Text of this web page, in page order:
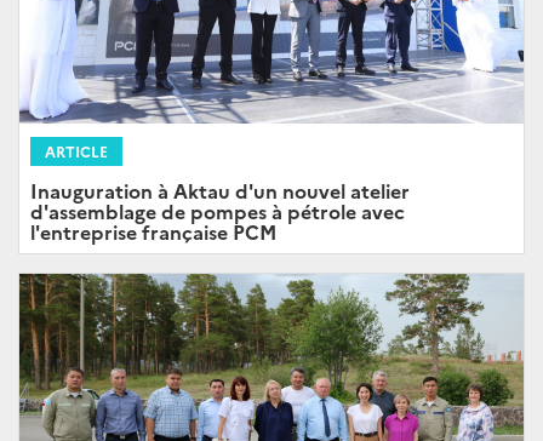
ARTICLE
Inauguration à Aktau d'un nouvel atelier
d'assemblage de pompes à pétrole avec
l'entreprise française PCM